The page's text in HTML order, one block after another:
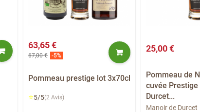
63,65 €
67,00 € -5%
Pommeau prestige lot 3x70cl
⭐5/5(2 Avis)
25,00 €
Pommeau de
cuvée
Durcet...
Manoir de Durcet